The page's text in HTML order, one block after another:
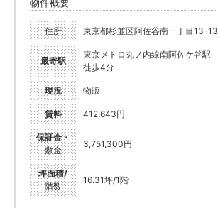
物件概要
住所 東京都杉並区阿佐谷南一丁目13-13
最寄駅
東京メトロ丸ノ内線南阿佐ケ谷駅
徒歩4分
現況 物販
賃料 412,643円
保証金・
敷金
3,751,300円
坪面積/
階数
16.31坪/1階